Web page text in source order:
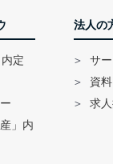
定
」内
法人の
サ
資
求